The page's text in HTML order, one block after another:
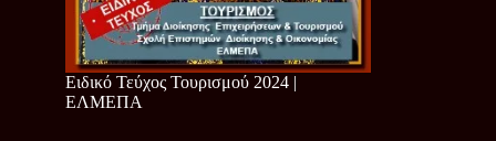
Ειδικό Τεύχος Τουρισμού 2024 |
ΕΛΜΕΠΑ